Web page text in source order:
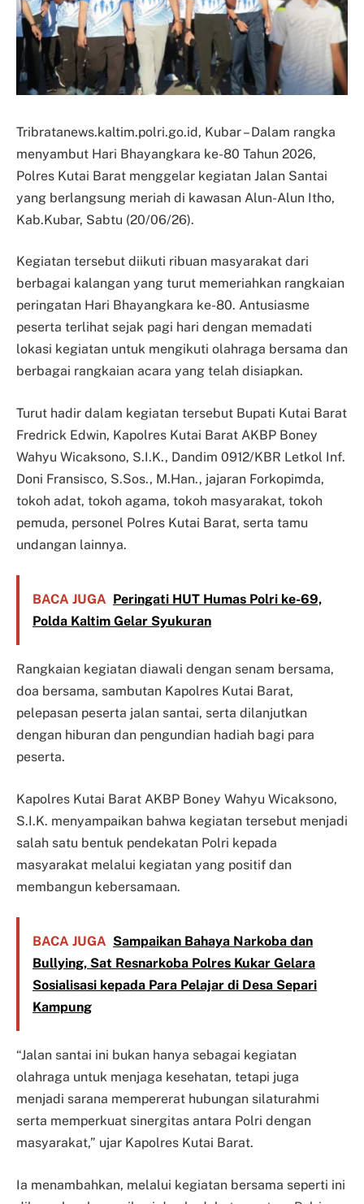
Tribratanews.kaltim.polri.go.id, Kubar – Dalam rangka
menyambut Hari Bhayangkara ke-80 Tahun 2026,
Polres Kutai Barat menggelar kegiatan Jalan Santai
yang berlangsung meriah di kawasan Alun-Alun Itho,
Kab.Kubar, Sabtu (20/06/26).
Kegiatan tersebut diikuti ribuan masyarakat dari
berbagai kalangan yang turut memeriahkan rangkaian
peringatan Hari Bhayangkara ke-80. Antusiasme
peserta terlihat sejak pagi hari dengan memadati
lokasi kegiatan untuk mengikuti olahraga bersama dan
berbagai rangkaian acara yang telah disiapkan.
Turut hadir dalam kegiatan tersebut Bupati Kutai Barat
Fredrick Edwin, Kapolres Kutai Barat AKBP Boney
Wahyu Wicaksono, S.I.K., Dandim 0912/KBR Letkol Inf.
Doni Fransisco, S.Sos., M.Han., jajaran Forkopimda,
tokoh adat, tokoh agama, tokoh masyarakat, tokoh
pemuda, personel Polres Kutai Barat, serta tamu
undangan lainnya.
BACA JUGA Peringati HUT Humas Polri ke-69,
Polda Kaltim Gelar Syukuran
Rangkaian kegiatan diawali dengan senam bersama,
doa bersama, sambutan Kapolres Kutai Barat,
pelepasan peserta jalan santai, serta dilanjutkan
dengan hiburan dan pengundian hadiah bagi para
peserta.
Kapolres Kutai Barat AKBP Boney Wahyu Wicaksono,
S.I.K. menyampaikan bahwa kegiatan tersebut menjadi
salah satu bentuk pendekatan Polri kepada
masyarakat melalui kegiatan yang positif dan
membangun kebersamaan.
BACA JUGA Sampaikan Bahaya Narkoba dan
Bullying, Sat Resnarkoba Polres Kukar Gelara
Sosialisasi kepada Para Pelajar di Desa Separi
Kampung
“Jalan santai ini bukan hanya sebagai kegiatan
olahraga untuk menjaga kesehatan, tetapi juga
menjadi sarana mempererat hubungan silaturahmi
serta memperkuat sinergitas antara Polri dengan
masyarakat,” ujar Kapolres Kutai Barat.
Ia menambahkan, melalui kegiatan bersama seperti ini